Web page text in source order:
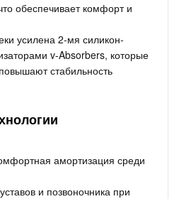
обеспечивает комфорт и
усилена 2-мя силикон-
v-Absorbers, которые
стабильность
амортизация среди
и позвоночника при